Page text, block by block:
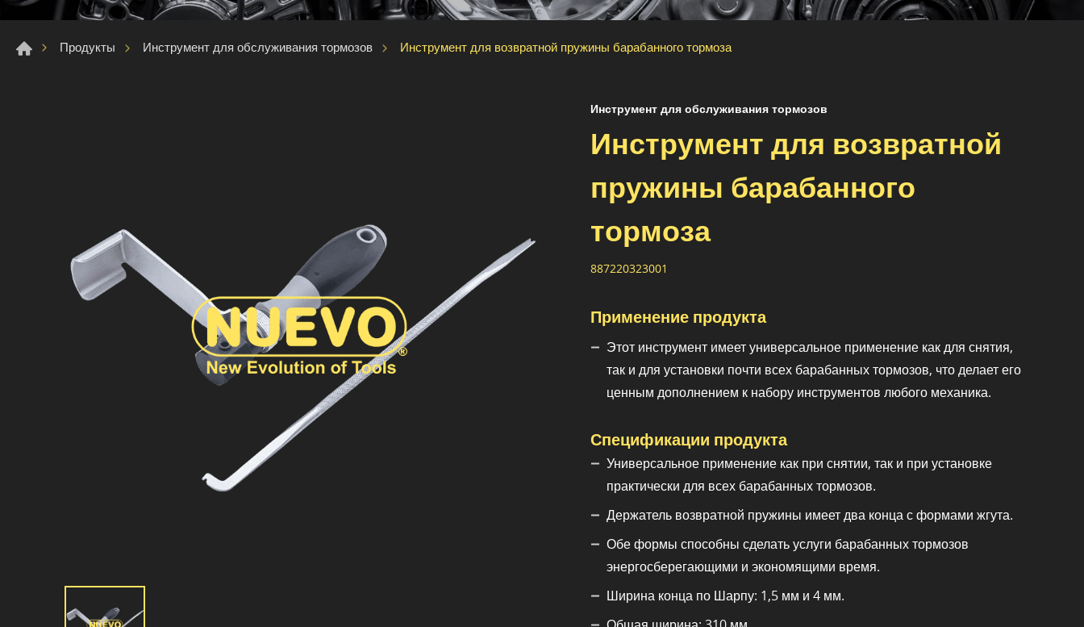
Продукты Инструмент для обслуживания тормозов Инструмент для возвратной пружины барабанного тормоза
Инструмент для обслуживания тормозов
Инструмент для возвратной
пружины барабанного
тормоза
887220323001
Применение продукта
Этот инструмент имеет универсальное применение как для снятия,
так и для установки почти всех барабанных тормозов, что делает его
ценным дополнением к набору инструментов любого механика.
Спецификации продукта
Универсальное применение как при снятии, так и при установке
практически для всех барабанных тормозов.
Держатель возвратной пружины имеет два конца с формами жгута.
Обе формы способны сделать услуги барабанных тормозов
энергосберегающими и экономящими время.
Ширина конца по Шарпу: 1,5 мм и 4 мм.